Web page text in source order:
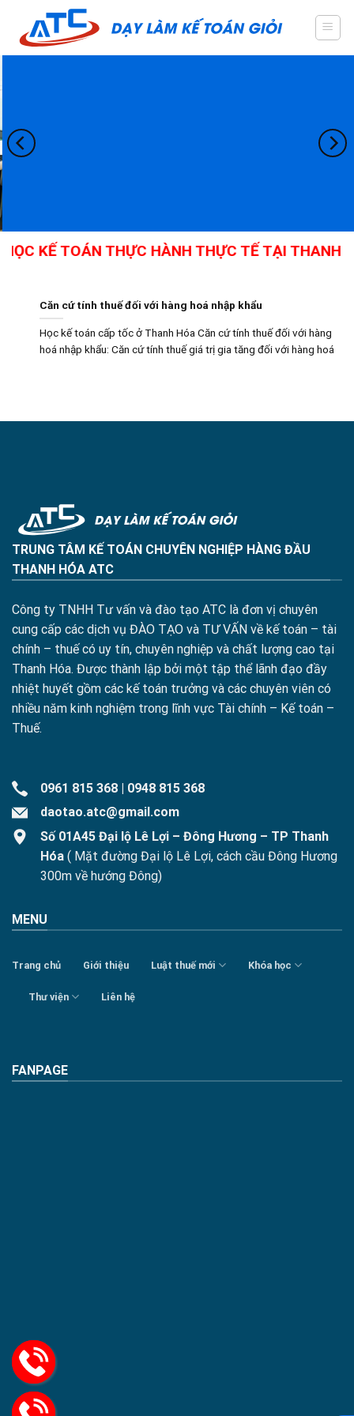
content
KẾ TOÁN THỰC HÀNH THỰC TẾ TẠI THANH
Căn cứ tính thuế đối với hàng hoá nhập khẩu
Học kế toán cấp tốc ở Thanh Hóa Căn cứ tính thuế đối với hàng
hoá nhập khẩu: Căn cứ tính thuế giá trị gia tăng đối với hàng hoá
TRUNG TÂM KẾ TOÁN CHUYÊN NGHIỆP HÀNG ĐẦU
THANH HÓA ATC
Công ty TNHH Tư vấn và đào tạo ATC là đơn vị chuyên
cung cấp các dịch vụ ĐÀO TẠO và TƯ VẤN về kế toán – tài
chính – thuế có uy tín, chuyên nghiệp và chất lượng cao tại
Thanh Hóa. Được thành lập bởi một tập thể lãnh đạo đầy
nhiệt huyết gồm các kế toán trưởng và các chuyên viên có
nhiều năm kinh nghiệm trong lĩnh vực Tài chính – Kế toán –
Thuế.
0961 815 368
0948 815 368
daotao.atc@gmail.com
Số 01A45 Đại lộ Lê Lợi – Đông Hương – TP Thanh
Hóa ( Mặt đường Đại lộ Lê Lợi, cách cầu Đông Hương
300m về hướng Đông)
MENU
Trang chủ Giới thiệu Luật thuế mới Khóa học
Thư viện Liên hệ
FANPAGE